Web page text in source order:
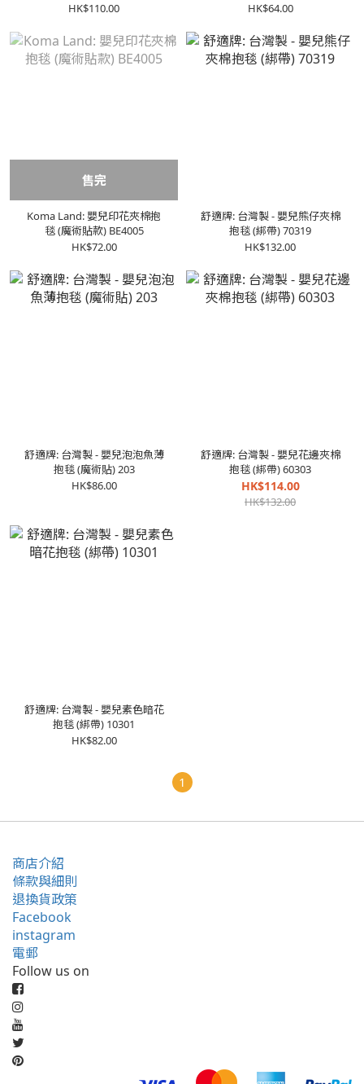
HK$110.00
HK$64.00
售完
Koma Land: 嬰兒印花夾棉抱
毯 (魔術貼款) BE4005
HK$72.00
舒適牌: 台灣製 - 嬰兒熊仔夾棉
抱毯 (綁帶) 70319
HK$132.00
舒適牌: 台灣製 - 嬰兒泡泡魚薄
抱毯 (魔術貼) 203
HK$86.00
舒適牌: 台灣製 - 嬰兒花邊夾棉
抱毯 (綁帶) 60303
HK$114.00
HK$132.00
舒適牌: 台灣製 - 嬰兒素色暗花
抱毯 (綁帶) 10301
HK$82.00
1
商店介紹
條款與細則
退換貨政策
Facebook
instagram
電郵
Follow us on